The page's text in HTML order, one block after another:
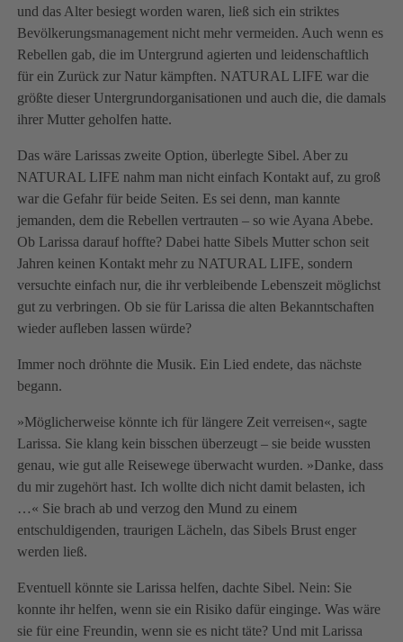
und das Alter besiegt worden waren, ließ sich ein striktes
Bevölkerungsmanagement nicht mehr vermeiden. Auch wenn es
Rebellen gab, die im Untergrund agierten und leidenschaftlich
für ein Zurück zur Natur kämpften. NATURAL LIFE war die
größte dieser Untergrundorganisationen und auch die, die damals
ihrer Mutter geholfen hatte.
Das wäre Larissas zweite Option, überlegte Sibel. Aber zu
NATURAL LIFE nahm man nicht einfach Kontakt auf, zu groß
war die Gefahr für beide Seiten. Es sei denn, man kannte
jemanden, dem die Rebellen vertrauten – so wie Ayana Abebe.
Ob Larissa darauf hoffte? Dabei hatte Sibels Mutter schon seit
Jahren keinen Kontakt mehr zu NATURAL LIFE, sondern
versuchte einfach nur, die ihr verbleibende Lebenszeit möglichst
gut zu verbringen. Ob sie für Larissa die alten Bekanntschaften
wieder aufleben lassen würde?
Immer noch dröhnte die Musik. Ein Lied endete, das nächste
begann.
»Möglicherweise könnte ich für längere Zeit verreisen«, sagte
Larissa. Sie klang kein bisschen überzeugt – sie beide wussten
genau, wie gut alle Reisewege überwacht wurden. »Danke, dass
du mir zugehört hast. Ich wollte dich nicht damit belasten, ich
…« Sie brach ab und verzog den Mund zu einem
entschuldigenden, traurigen Lächeln, das Sibels Brust enger
werden ließ.
Eventuell könnte sie Larissa helfen, dachte Sibel. Nein: Sie
konnte ihr helfen, wenn sie ein Risiko dafür einginge. Was wäre
sie für eine Freundin, wenn sie es nicht täte? Und mit Larissa